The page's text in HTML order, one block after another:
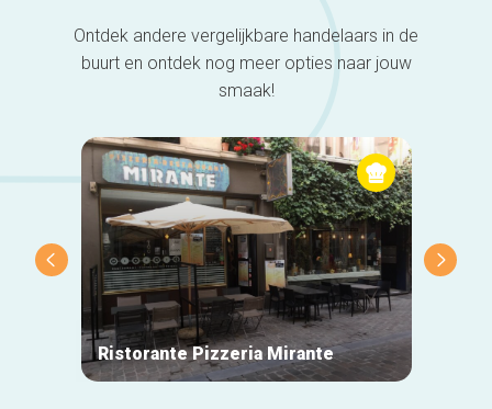
Ontdek andere vergelijkbare handelaars in de
buurt en ontdek nog meer opties naar jouw
smaak!
Ristorante Pizzeria Mirante